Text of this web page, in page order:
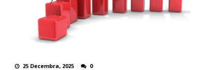
25 Decembra, 2025 0